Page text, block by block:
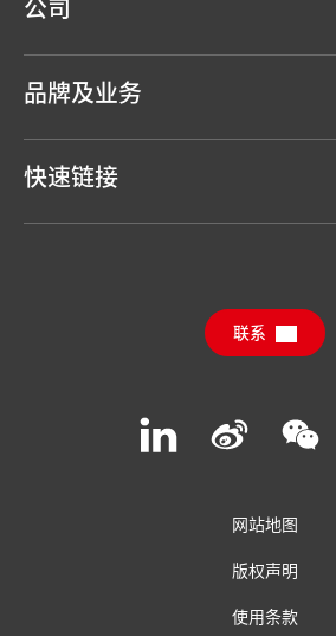
公司
新闻稿
年度报告
品牌及业务
快速链接
联系
Join
on
Join
us
on
Join
us
网站地图
版权声明
使用条款